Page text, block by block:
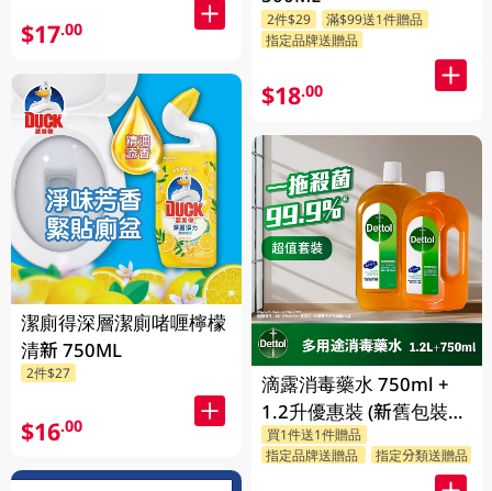
$17.00
潔廁得深層潔廁啫喱檸檬
清新 750ML
2件$27
$16.00
2件$29
滿$99送1件贈品
指定品牌送贈品
$18.00
滴露消毒藥水 750ml +
1.2升優惠裝 (新舊包裝隨
機發送)
買1件送1件贈品
指定品牌送贈品
指定分類送贈品